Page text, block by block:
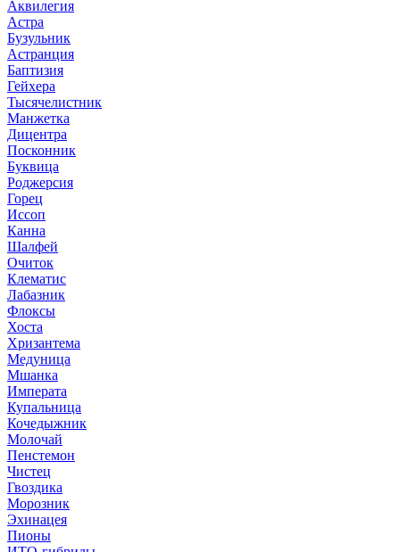
Аквилегия
Астра
Бузульник
Астранция
Баптизия
Гейхера
Тысячелистник
Манжетка
Дицентра
Посконник
Буквица
Роджерсия
Горец
Иссоп
Канна
Шалфей
Очиток
Клематис
Лабазник
Флоксы
Хоста
Хризантема
Медуница
Мшанка
Императа
Купальница
Кочедыжник
Молочай
Пенстемон
Чистец
Гвоздика
Морозник
Эхинацея
Пионы